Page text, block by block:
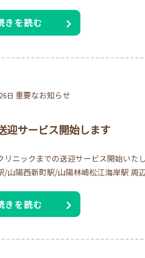
きを読む
日 重要なお知らせ
迎サービス開始します
リニックまでの送迎サービス開始い
/山陽西新町駅/山陽林崎松江海岸駅
きを読む